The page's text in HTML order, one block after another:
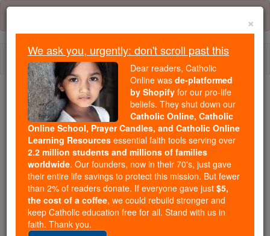
Skip
content
Trending:
Daily Reading for Thursday, October ...
Today's Reading The Mysteries of the Rosary
Romains - Chapitre 15
Romains ⌄ Chapter 15 ⌄
×
We ask you, urgently: don't scroll past this
Dear readers, Catholic
Online was de-platformed
by Shopify for our pro-life
beliefs. They shut down our
Catholic Online, Catholic
Online School, Prayer Candles, and Catholic Online
Learning Resources essential faith tools serving over
2.2 million students and millions of families
worldwide. Our founders, now in their 70's, just gave
their entire life savings to protect this mission. But fewer
than 2% of readers donate. If everyone gave just $5,
the cost of a coffee, we could rebuild stronger and
keep Catholic education free for all. Stand with us in
faith. Thank you.